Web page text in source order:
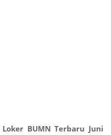
BUMN Terbaru Juni